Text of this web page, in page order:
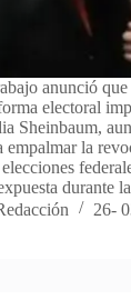
anunció
electoral
Sheinbaum,
empalmar la
durante
26-